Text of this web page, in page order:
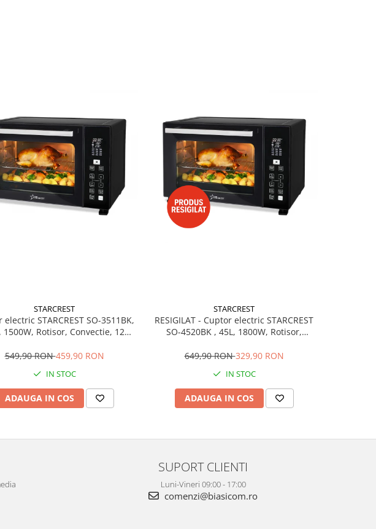
STARCREST
electric STARCREST SO-3511BK,
1500W, Rotisor, Convectie, 12
Negru
549,90 RON459,90 RON
IN STOC
ADAUGA IN COS
STARCREST
RESIGILAT - Cuptor electric STARCREST
SO-4520BK , 45L, 1800W, Rotisor,
Interfata digitala, Negru
649,90 RON329,90 RON
IN STOC
ADAUGA IN COS
SUPORT CLIENTI
Luni-Vineri 09:00 - 17:00
comenzi@biasicom.ro